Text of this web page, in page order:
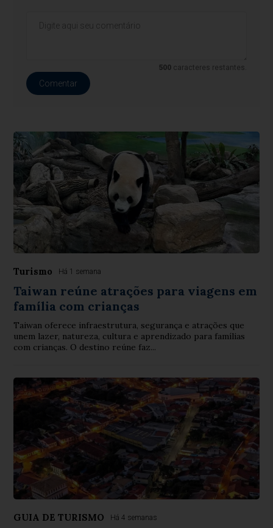
500 caracteres restantes.
Comentar
Turismo Há 1 semana
Taiwan reúne atrações para viagens em
família com crianças
Taiwan oferece infraestrutura, segurança e atrações que
unem lazer, natureza, cultura e aprendizado para famílias
com crianças. O destino reúne faz...
GUIA DE TURISMO Há 4 semanas